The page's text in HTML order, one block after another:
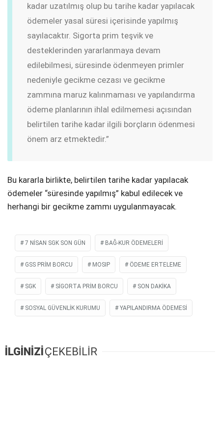
kadar uzatılmış olup bu tarihe kadar yapılacak
ödemeler yasal süresi içerisinde yapılmış
sayılacaktır. Sigorta prim teşvik ve
desteklerinden yararlanmaya devam
edilebilmesi, süresinde ödenmeyen primler
nedeniyle gecikme cezası ve gecikme
zammına maruz kalınmaması ve yapılandırma
ödeme planlarının ihlal edilmemesi açısından
belirtilen tarihe kadar ilgili borçların ödenmesi
önem arz etmektedir.”
Bu kararla birlikte, belirtilen tarihe kadar yapılacak
ödemeler “süresinde yapılmış” kabul edilecek ve
herhangi bir gecikme zammı uygulanmayacak.
7 NISAN SGK SON GÜN BAĞ-KUR ÖDEMELERI
GSS PRIM BORCU MOSIP ÖDEME ERTELEME
SGK SIGORTA PRIM BORCU SON DAKIKA
SOSYAL GÜVENLIK KURUMU YAPILANDIRMA ÖDEMESI
İLGİNİZİÇEKEBİLİR